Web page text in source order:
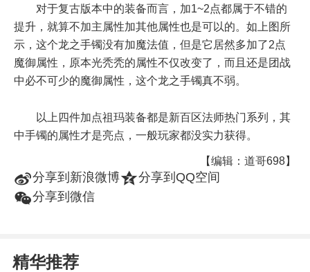
对于复古版本中的装备而言，加1~2点都属于不错的
提升，就算不加主属性加其他属性也是可以的。如上图所
示，这个龙之手镯没有加魔法值，但是它居然多加了2点
魔御属性，原本光秃秃的属性不仅改变了，而且还是团战
中必不可少的魔御属性，这个龙之手镯真不弱。
以上四件加点祖玛装备都是新百区法师热门系列，其
中手镯的属性才是亮点，一般玩家都没实力获得。
【编辑：道哥698】
t分享到新浪微博z分享到QQ空间
w分享到微信
精华推荐